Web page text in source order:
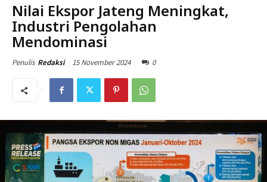
Nilai Ekspor Jateng Meningkat,
Industri Pengolahan
Mendominasi
Penulis Redaksi 15 November 2024 0